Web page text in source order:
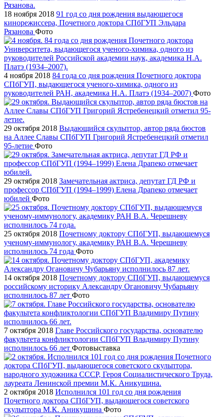
18 ноября 2018 91 год со дня рождения выдающегося
кинорежиссера, Почетного доктора СПбГУП Эльдара
Рязанова Фото
4 ноября 2018 84 года со дня рождения Почетного доктора
СПбГУП, выдающегося ученого-химика, одного из
руководителей РАН, академика Н.А. Платэ (1934–2007) Фото
29 октября 2018 Выдающийся скульптор, автор ряда бюстов
на Аллее Славы СПбГУП Григорий Ястребенецкий отметил
95-летие Фото
29 октября 2018 Замечательная актриса, депутат ГД РФ и
профессор СПбГУП (1994–1999) Елена Драпеко отмечает
юбилей Фото
25 октября 2018 Почетному доктору СПбГУП, выдающемуся
ученому-иммунологу, академику РАН В.А. Черешневу
исполнилось 74 года Фото
14 октября 2018 Почетному доктору СПбГУП, выдающемуся
российскому историку Александру Огановичу Чубарьяну
исполнилось 87 лет Фото
7 октября 2018 Главе Российского государства, основателю
факультета конфликтологии СПбГУП Владимиру Путину
исполнилось 66 лет Фотовыставка
2 октября 2018 Исполнился 101 год со дня рождения
Почетного доктора СПбГУП, выдающегося советского
скульптора М.К. Аникушина Фото